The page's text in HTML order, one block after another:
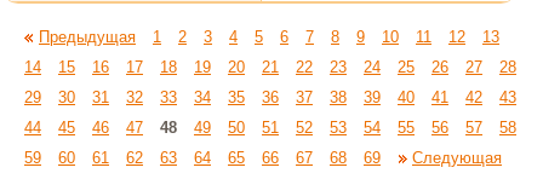
Предыдущая 1 2 3 4 5 6 7 8 9 10 11 12
13
14
15 16 17 18 19 20 21 22 23 24 25 26 27
28
29
30 31 32 33 34 35 36 37 38 39 40 41 42
43
44
45 46 47 48 49 50 51 52 53 54 55 56 57
58
59
60 61 62 63 64 65 66 67 68 69 Следующая